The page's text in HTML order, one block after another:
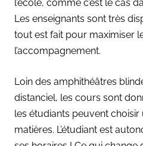
l’école, comme c’est le cas
Les enseignants sont très
tout est fait pour maximiser
l’accompagnement.
Loin des amphithéâtres
distanciel, les cours sont
les étudiants peuvent choisir
matières. L’étudiant est